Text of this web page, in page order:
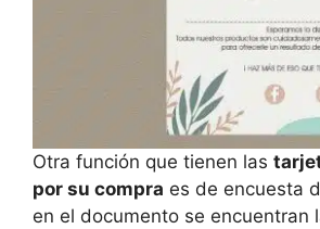
Otra función que tienen las
por su compra es de encuesta
en el documento se encuentran